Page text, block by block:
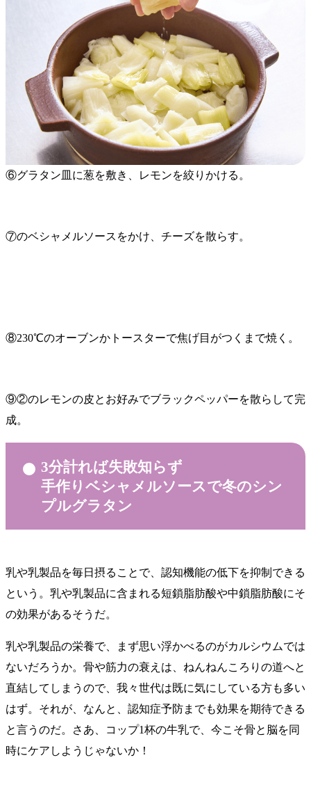
⑥グラタン皿に葱を敷き、レモンを絞りかける。
⑦のベシャメルソースをかけ、チーズを散らす。
⑧230℃のオーブンかトースターで焦げ目がつくまで焼く。
⑨②のレモンの皮とお好みでブラックペッパーを散らして完
成。
3分計れば失敗知らず
手作りベシャメルソースで冬のシン
プルグラタン
乳や乳製品を毎日摂ることで、認知機能の低下を抑制できる
という。乳や乳製品に含まれる短鎖脂肪酸や中鎖脂肪酸にそ
の効果があるそうだ。
乳や乳製品の栄養で、まず思い浮かべるのがカルシウムでは
ないだろうか。骨や筋力の衰えは、ねんねんころりの道へと
直結してしまうので、我々世代は既に気にしている方も多い
はず。それが、なんと、認知症予防までも効果を期待できる
と言うのだ。さあ、コップ1杯の牛乳で、今こそ骨と脳を同
時にケアしようじゃないか！